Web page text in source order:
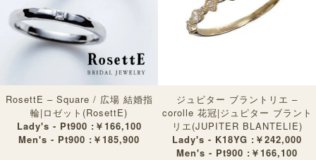
RosettE – Square / 広場 結婚指
輪|ロゼット(RosettE)
Lady's - Pt900 :￥166,100
Men's - Pt900 :￥185,900
ジュピター ブラントリエ –
corolle 花冠|ジュピター ブラント
リエ(JUPITER BLANTELIE)
Lady's - K18YG :￥242,000
Men's - Pt900 :￥166,100